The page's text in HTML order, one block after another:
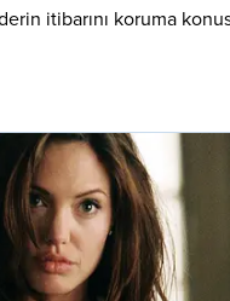
itibarını koruma